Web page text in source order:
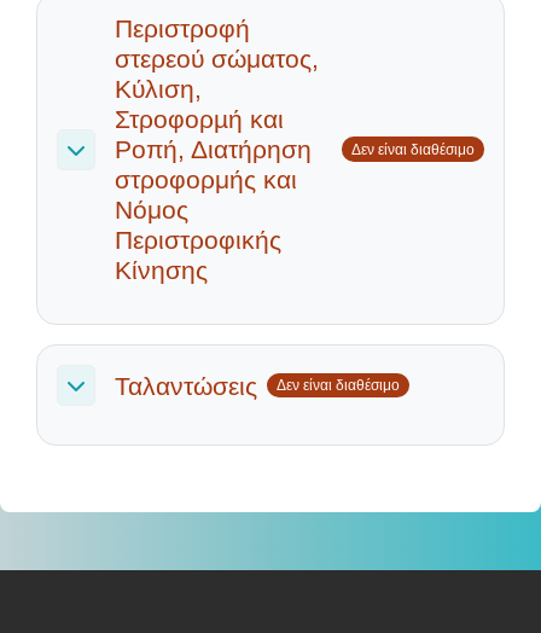
Περιστροφή
στερεού σώματος,
Κύλιση,
Στροφορµή και
Ροπή, Διατήρηση
στροφορμής και
Νόμος
Περιστροφικής
Κίνησης
Δεν είναι διαθέσιμο
Ταλαντώσεις Δεν είναι διαθέσιμο